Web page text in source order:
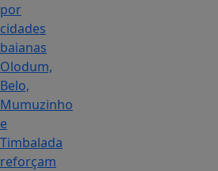
por
cidades
baianas
Olodum,
Belo,
Mumuzinho
e
Timbalada
reforçam